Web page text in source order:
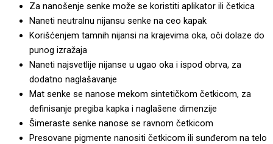
Za nanošenje senke može se koristiti aplikator ili četkica
Naneti neutralnu nijansu senke na ceo kapak
Korišćenjem tamnih nijansi na krajevima oka, oči dolaze do
punog izražaja
Naneti najsvetlije nijanse u ugao oka i ispod obrva, za
dodatno naglašavanje
Mat senke se nanose mekom sintetičkom četkicom, za
definisanje pregiba kapka i naglašene dimenzije
Šimeraste senke nanose se ravnom četkicom
Presovane pigmente nanositi četkicom ili sunđerom na telo